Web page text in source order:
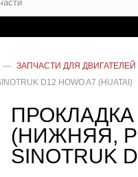
— ЗАПЧАСТИ ДЛЯ ДВИГАТЕЛЕЙ
D12 HOWO A7 (HUATAI)
(НИЖНЯЯ,
SINOTRUK